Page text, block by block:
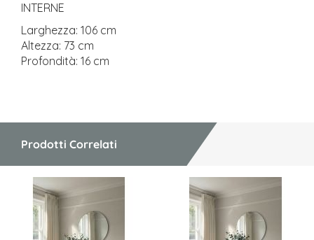
INTERNE
Larghezza: 106 cm
Altezza: 73 cm
Profondità: 16 cm
Prodotti Correlati